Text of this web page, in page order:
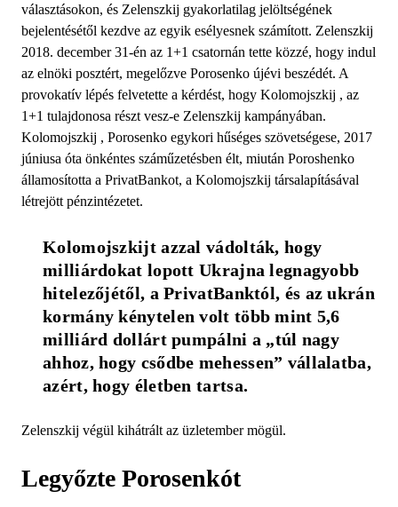
választásokon, és Zelenszkij gyakorlatilag jelöltségének
bejelentésétől kezdve az egyik esélyesnek számított. Zelenszkij
2018. december 31-én az 1+1 csatornán tette közzé, hogy indul
az elnöki posztért, megelőzve Porosenko újévi beszédét. A
provokatív lépés felvetette a kérdést, hogy Kolomojszkij , az
1+1 tulajdonosa részt vesz-e Zelenszkij kampányában.
Kolomojszkij , Porosenko egykori hűséges szövetségese, 2017
júniusa óta önkéntes száműzetésben élt, miután Poroshenko
államosította a PrivatBankot, a Kolomojszkij társalapításával
létrejött pénzintézetet.
Kolomojszkijt azzal vádolták, hogy
milliárdokat lopott Ukrajna legnagyobb
hitelezőjétől, a PrivatBanktól, és az ukrán
kormány kénytelen volt több mint 5,6
milliárd dollárt pumpálni a „túl nagy
ahhoz, hogy csődbe mehessen” vállalatba,
azért, hogy életben tartsa.
Zelenszkij végül kihátrált az üzletember mögül.
Legyőzte Porosenkót